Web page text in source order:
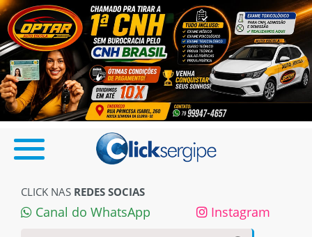
CLICK NAS REDES SOCIAS
Canal do WhatsApp Instagram